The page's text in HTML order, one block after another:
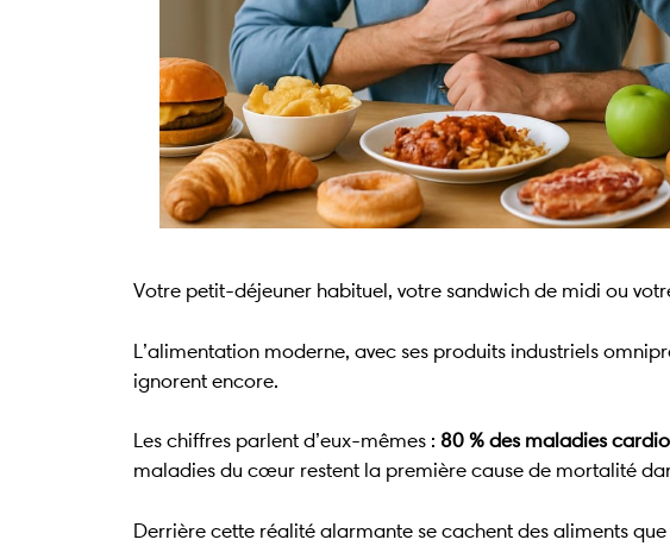
Votre petit-déjeuner habituel, votre sandwich de midi ou
L’alimentation moderne, avec ses produits industriels
ignorent encore.
Les chiffres parlent d’eux-mêmes : 80 % des maladies
maladies du cœur restent la première cause de mortalité
Derrière cette réalité alarmante se cachent des aliments